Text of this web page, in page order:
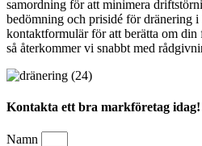
samordning för att minimera
bedömning och prisidé för dränering
kontaktformulär för att berätta om
så återkommer vi snabbt med
Kontakta ett bra markföretag idag!
Namn